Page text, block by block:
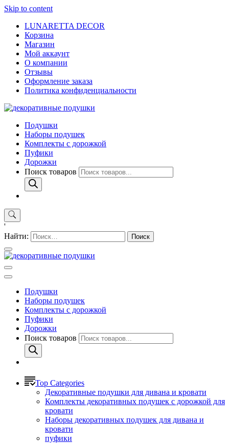
Skip to content
LUNARETTA DECOR
Корзина
Магазин
Мой аккаунт
О компании
Отзывы
Оформление заказа
Политика конфиденциальности
Подушки
Наборы подушек
Комплекты с дорожкой
Пуфики
Дорожки
Поиск товаров
'
Найти:
Подушки
Наборы подушек
Комплекты с дорожкой
Пуфики
Дорожки
Поиск товаров
Top Categories
Декоративные подушки для дивана и кровати
Комплекты декоративных подушек с дорожкой для
кровати
Наборы декоративных подушек для дивана и
кровати
пуфики